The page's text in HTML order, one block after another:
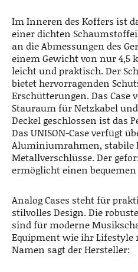
Im Inneren des Koffers ist
einer dichten
an die Abmessungen des
einem Gewicht von nur 4,5
leicht und praktisch. Der
bietet hervorragenden
Erschütterungen. Das Case
Stauraum für Netzkabel
Deckel geschlossen ist das
Das UNISON-Case verfügt
Aluminiumrahmen, stabile
Metallverschlüsse. Der
ermöglicht einen
Analog Cases steht für
stilvolles Design. Die
sind für moderne
Equipment wie ihr Lifestyle
Namen sagt der Hersteller: